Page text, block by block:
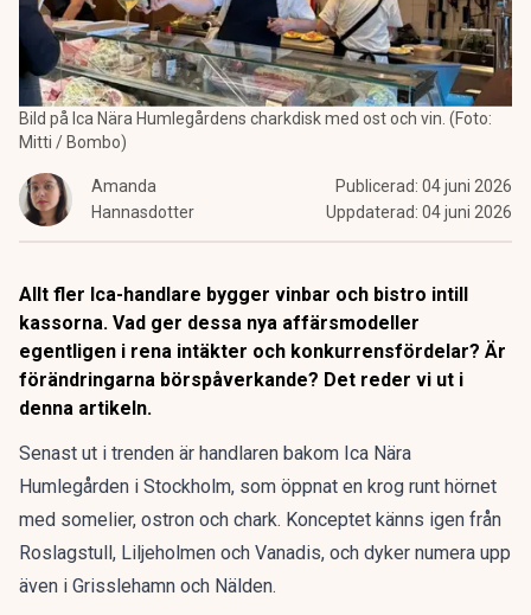
Bild på Ica Nära Humlegårdens charkdisk med ost och vin. (Foto:
Mitti / Bombo)
Amanda
Hannasdotter
Publicerad: 04 juni 2026
Uppdaterad: 04 juni 2026
Allt fler Ica-handlare bygger vinbar och bistro intill
kassorna. Vad ger dessa nya affärsmodeller
egentligen i rena intäkter och konkurrensfördelar? Är
förändringarna börspåverkande? Det reder vi ut i
denna artikeln.
Senast ut i trenden är handlaren bakom Ica Nära
Humlegården i Stockholm, som öppnat en krog runt hörnet
med somelier, ostron och chark. Konceptet känns igen från
Roslagstull, Liljeholmen och Vanadis, och dyker numera upp
även i Grisslehamn och Nälden.